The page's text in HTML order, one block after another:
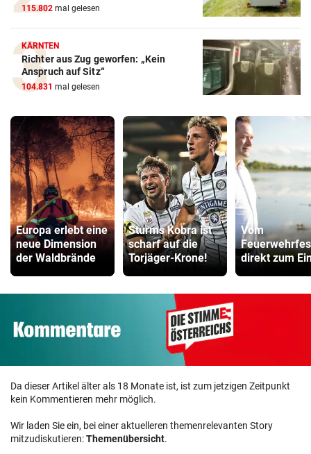
115.802 mal gelesen
KÄRNTEN
Richter aus Zug geworfen: „Kein
Anspruch auf Sitz“
104.831 mal gelesen
Europa erlebt eine
neue Dimension
der Waldbrände
Sturms Kobra ist
scharf auf die
Torjäger-Krone!
Vom
direkt zum
Da dieser Artikel älter als 18 Monate ist, ist zum jetzigen Zeitpunkt
kein Kommentieren mehr möglich.
Wir laden Sie ein, bei einer aktuelleren themenrelevanten Story
mitzudiskutieren:Themenübersicht.